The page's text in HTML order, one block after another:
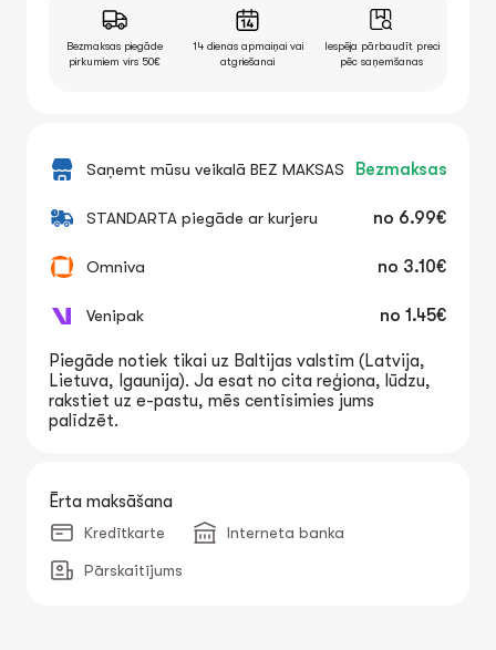
Bezmaksas piegāde
pirkumiem virs 50€
14 dienas apmaiņai vai
atgriešanai
Iespēja pārbaudīt preci
pēc saņemšanas
Saņemt mūsu veikalā BEZ MAKSAS Bezmaksas
STANDARTA piegāde ar kurjeru no 6.99€
Omniva no 3.10€
Venipak no 1.45€
Piegāde notiek tikai uz Baltijas valstīm (Latvija,
Lietuva, Igaunija). Ja esat no cita reģiona, lūdzu,
rakstiet uz e-pastu, mēs centīsimies jums
palīdzēt.
Ērta maksāšana
Kredītkarte Interneta banka
Pārskaitījums